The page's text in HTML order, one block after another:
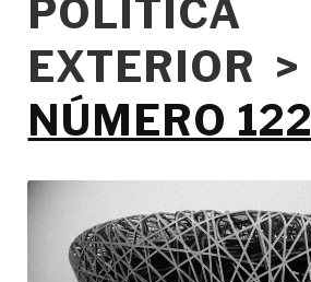
POLÍTICA
EXTERIOR >
NÚMERO 122